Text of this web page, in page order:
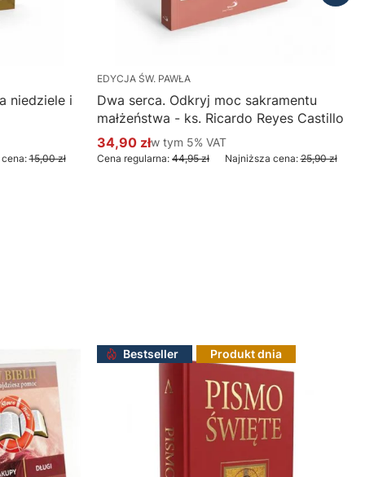
niedziele i
15,00 zł
EDYCJA ŚW. PAWŁA
Dwa serca. Odkryj moc sakramentu
małżeństwa - ks. Ricardo Reyes Castillo
Cena promocyjna brutto
34,90 złw tym %s VAT
w tym 5% VAT
Cena regularna: 44,95 zł Najniższa cena: 25,90 zł
Bestseller Produkt dnia